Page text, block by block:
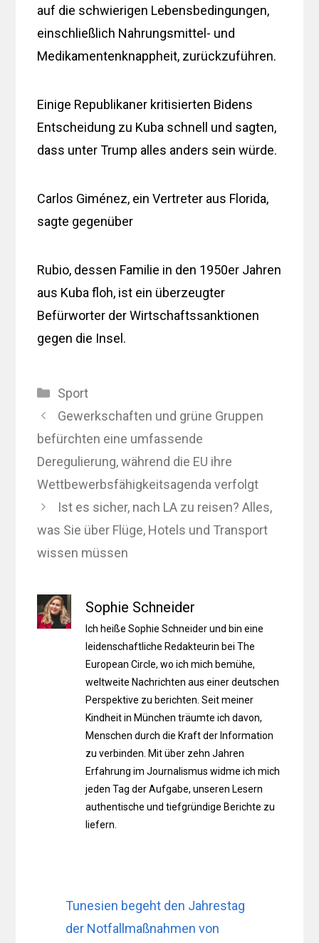
auf die schwierigen Lebensbedingungen,
einschließlich Nahrungsmittel- und
Medikamentenknappheit, zurückzuführen.
Einige Republikaner kritisierten Bidens
Entscheidung zu Kuba schnell und sagten,
dass unter Trump alles anders sein würde.
Carlos Giménez, ein Vertreter aus Florida,
sagte gegenüber
Rubio, dessen Familie in den 1950er Jahren
aus Kuba floh, ist ein überzeugter
Befürworter der Wirtschaftssanktionen
gegen die Insel.
Kategorien
Sport
Gewerkschaften und grüne Gruppen
befürchten eine umfassende
Deregulierung, während die EU ihre
Wettbewerbsfähigkeitsagenda verfolgt
Ist es sicher, nach LA zu reisen? Alles,
was Sie über Flüge, Hotels und Transport
wissen müssen
Sophie Schneider
Ich heiße Sophie Schneider und bin eine
leidenschaftliche Redakteurin bei The
European Circle, wo ich mich bemühe,
weltweite Nachrichten aus einer deutschen
Perspektive zu berichten. Seit meiner
Kindheit in München träumte ich davon,
Menschen durch die Kraft der Information
zu verbinden. Mit über zehn Jahren
Erfahrung im Journalismus widme ich mich
jeden Tag der Aufgabe, unseren Lesern
authentische und tiefgründige Berichte zu
liefern.
Tunesien begeht den Jahrestag
der Notfallmaßnahmen von